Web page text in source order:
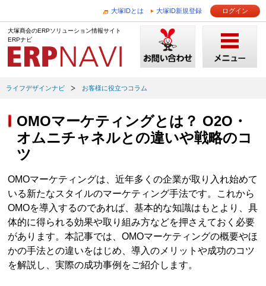
大塚IDとは 大塚ID新規登録 ログイン
大塚商会のERPソリューション情報サイト
ERPナビ
ライフデザインナビ お客様に役立つコラム
OMOマーケティングとは？ O2O・
オムニチャネルとの違いや戦略のコ
ツ
OMOマーケティングは、近年多くの企業が取り入れ始めて
いる新たなスタイルのマーケティング手法です。これから
OMOを導入するのであれば、基本的な知識はもとより、具
体的に得られる効果や取り組み方などを押さえておく必要
があります。本記事では、OMOマーケティングの概要やほ
かの手法との違いをはじめ、導入のメリットや成功のコツ
を解説し、実際の成功事例をご紹介します。